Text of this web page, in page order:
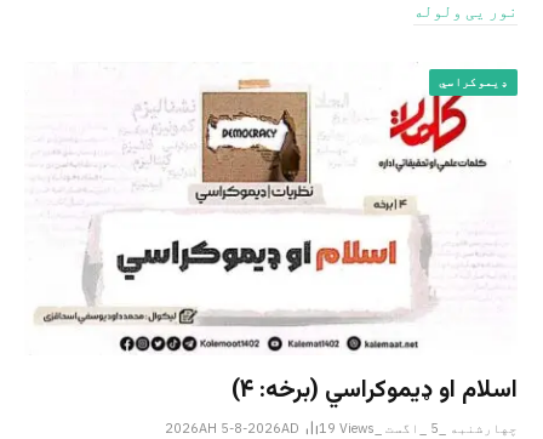
نور یی ولوله
ډیموکراسي
اسلام او ډیموکراسي (برخه: ۴)
چهارشنبه _5 _اگست _2026AH 5-8-2026AD 19 Views